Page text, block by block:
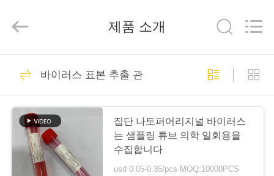
제
Hangzhou
Ciping
Co.,
관을 모으는 혈액
제품 소개
바이러스 표본 추출 관
집단 나토퍼어리지널 바이러스
는 샘플링 튜브 의학 일회용을
수집합니다
usd 0.05-0.35/pcs MOQ:10000PCS